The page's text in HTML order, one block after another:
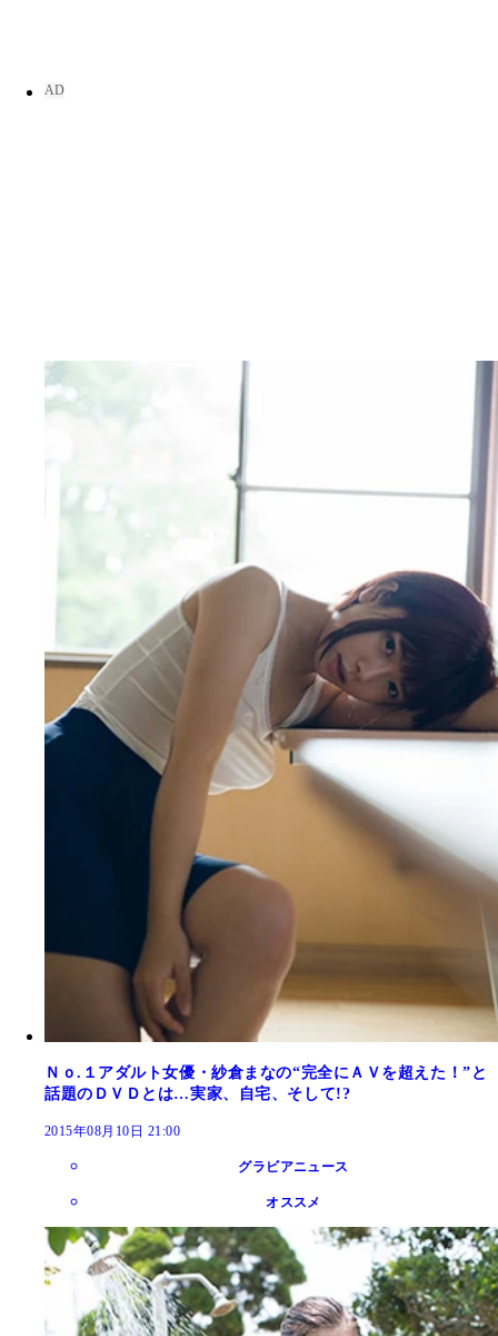
Ｎｏ.１アダルト女優・紗倉まなの“完全にＡＶを超えた！”と
話題のＤＶＤとは…実家、自宅、そして!?
2015年08月10日 21:00
グラビアニュース
オススメ